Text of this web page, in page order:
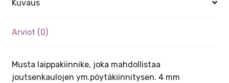
Kuvaus
Arviot (0)
Musta laippakiinnike, joka mahdollistaa
joutsenkaulojen ym.pöytäkiinnitysen. 4 mm